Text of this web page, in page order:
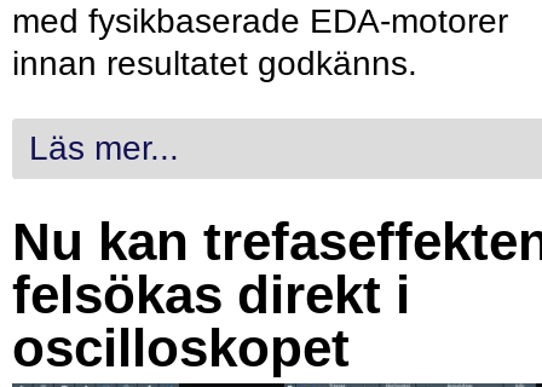
med fysikbaserade EDA-motorer
innan resultatet godkänns.
Läs mer...
Nu kan
felsökas direkt i
oscilloskopet